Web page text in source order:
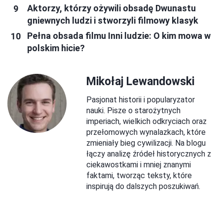
Aktorzy, którzy ożywili obsadę Dwunastu
gniewnych ludzi i stworzyli filmowy klasyk
Pełna obsada filmu Inni ludzie: O kim mowa w
polskim hicie?
Mikołaj Lewandowski
Pasjonat historii i popularyzator
nauki. Pisze o starożytnych
imperiach, wielkich odkryciach oraz
przełomowych wynalazkach, które
zmieniały bieg cywilizacji. Na blogu
łączy analizę źródeł historycznych z
ciekawostkami i mniej znanymi
faktami, tworząc teksty, które
inspirują do dalszych poszukiwań.